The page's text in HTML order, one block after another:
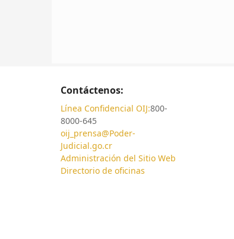
Contáctenos:
Línea Confidencial OIJ:800-
8000-645
oij_prensa@Poder-
Judicial.go.cr
Administración del Sitio Web
Directorio de oficinas